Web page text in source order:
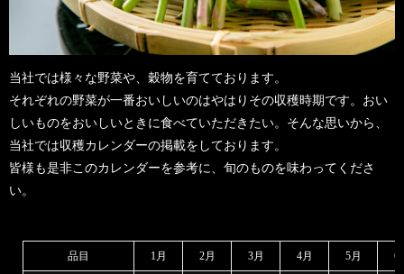
当社では様々な野菜や、穀物を育てております。
それぞれの野菜が一番おいしいのはやはりその収穫時期です。おい
しいものをおいしいときに食べていただきたい。そんな思いから、
当社では収穫カレンダーの掲載をしております。
皆様も是非このカレンダーを参考に、旬のものを味わってくださ
い。
品目 1月 2月 3月 4月 5月 6